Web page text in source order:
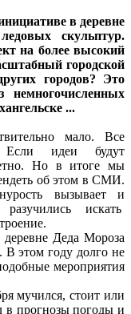
в деревне
скульптур.
на более высокий
городской
городов? Это
...
мало. Все
Если идеи будут
Но в итоге мы
об этом в СМИ.
вызывает и
искать
Деда Мороза
В этом году долго не
мероприятия
мучился, стоит или
в прогнозы погоды и